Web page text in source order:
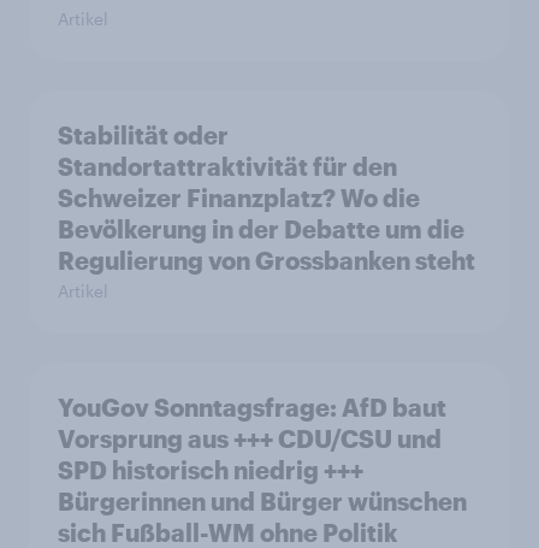
Artikel
Stabilität oder
Standortattraktivität für den
Schweizer Finanzplatz? Wo die
Bevölkerung in der Debatte um die
Regulierung von Grossbanken steht
Artikel
YouGov Sonntagsfrage: AfD baut
Vorsprung aus +++ CDU/CSU und
SPD historisch niedrig +++
Bürgerinnen und Bürger wünschen
sich Fußball-WM ohne Politik